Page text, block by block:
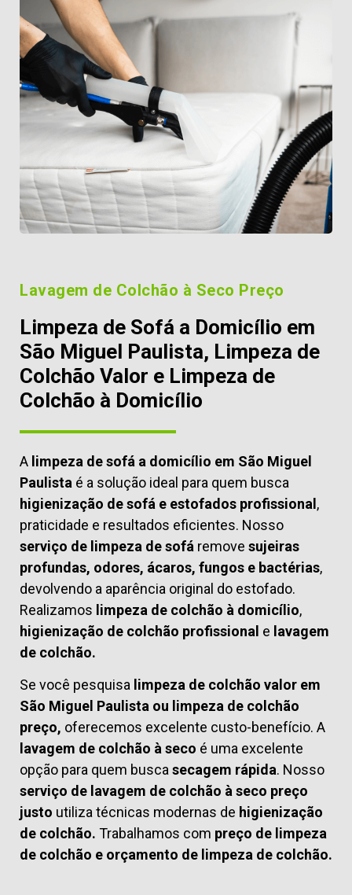
Lavagem de Colchão à Seco Preço
Limpeza de Sofá a Domicílio em
São Miguel Paulista, Limpeza de
Colchão Valor e Limpeza de
Colchão à Domicílio
A limpeza de sofá a domicílio em São Miguel
Paulista é a solução ideal para quem busca
higienização de sofá e estofados profissional,
praticidade e resultados eficientes. Nosso
serviço de limpeza de sofá remove sujeiras
profundas, odores, ácaros, fungos e bactérias,
devolvendo a aparência original do estofado.
Realizamos limpeza de colchão à domicílio,
higienização de colchão profissional e lavagem
de colchão.
Se você pesquisa limpeza de colchão valor em
São Miguel Paulista ou limpeza de colchão
preço, oferecemos excelente custo-benefício. A
lavagem de colchão à seco é uma excelente
opção para quem busca secagem rápida. Nosso
serviço de lavagem de colchão à seco preço
justo utiliza técnicas modernas de higienização
de colchão. Trabalhamos com preço de limpeza
de colchão e orçamento de limpeza de colchão.